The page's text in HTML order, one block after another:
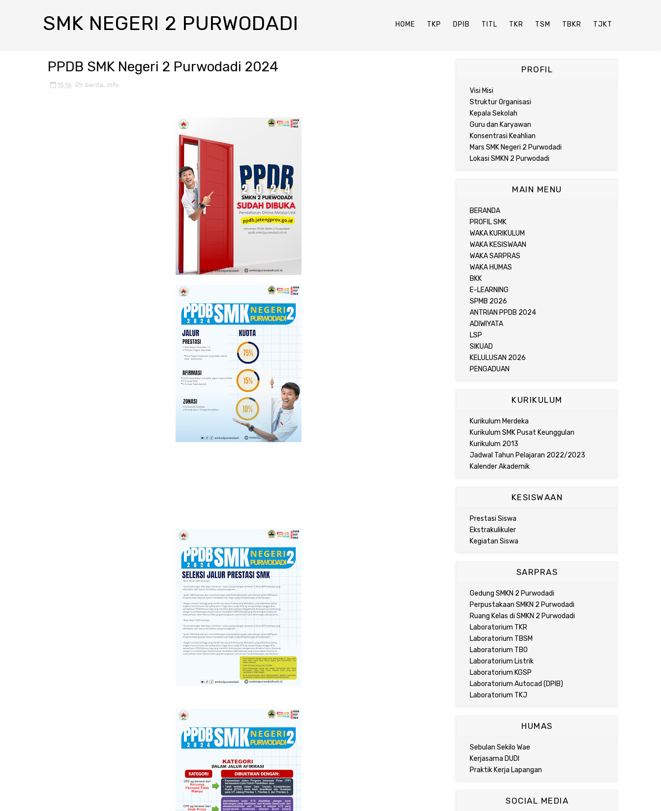
SMK NEGERI 2 PURWODADI HOME TKP DPIB TITL TKR TSM TBKR TJKT
PPDB SMK Negeri 2 Purwodadi 2024
15:16 berita, info
PROFIL
Visi Misi
Struktur Organisasi
Kepala Sekolah
Guru dan Karyawan
Konsentrasi Keahlian
Mars SMK Negeri 2 Purwodadi
Lokasi SMKN 2 Purwodadi
MAIN MENU
BERANDA
PROFIL SMK
WAKA KURIKULUM
WAKA KESISWAAN
WAKA SARPRAS
WAKA HUMAS
BKK
E-LEARNING
SPMB 2026
ANTRIAN PPDB 2024
ADIWIYATA
LSP
SIKUAD
KELULUSAN 2026
PENGADUAN
KURIKULUM
Kurikulum Merdeka
Kurikulum SMK Pusat Keunggulan
Kurikulum 2013
Jadwal Tahun Pelajaran 2022/2023
Kalender Akademik
KESISWAAN
Prestasi Siswa
Ekstrakulikuler
Kegiatan Siswa
SARPRAS
Gedung SMKN 2 Purwodadi
Perpustakaan SMKN 2 Purwodadi
Ruang Kelas di SMKN 2 Purwodadi
Laboratorium TKR
Laboratorium TBSM
Laboratorium TBO
Laboratorium Listrik
Laboratorium KGSP
Laboratorium Autocad (DPIB)
Laboratorium TKJ
HUMAS
Sebulan Sekilo Wae
Kerjasama DUDI
Praktik Kerja Lapangan
SOCIAL MEDIA